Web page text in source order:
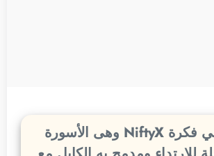
ما رأيك في فكرة NiftyX وهى الأسورة